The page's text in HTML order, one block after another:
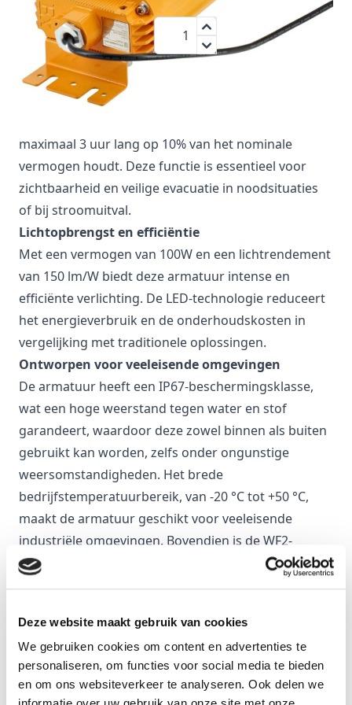
Deze website maakt gebruik van cookies
We gebruiken cookies om content en advertenties te
personaliseren, om functies voor social media te bieden
en om ons websiteverkeer te analyseren. Ook delen we
€ 649,00
Inclusief BTW:€ 785,29
Aantal
Noodfunctie en veiligheid
De lineaire lamp is voorzien van een interne
maximaal 3 uur lang op 10% van het nominale
vermogen houdt. Deze functie is essentieel voor
zichtbaarheid en veilige evacuatie in noodsituaties
of bij stroomuitval.
Lichtopbrengst en efficiëntie
Met een vermogen van 100W en een lichtrendement
van 150 lm/W biedt deze armatuur intense en
efficiënte verlichting. De LED-technologie reduceert
het energieverbruik en de onderhoudskosten in
vergelijking met traditionele oplossingen.
Ontworpen voor veeleisende omgevingen
De armatuur heeft een IP67-beschermingsklasse,
wat een hoge weerstand tegen water en stof
garandeert, waardoor deze zowel binnen als buiten
gebruikt kan worden, zelfs onder ongunstige
weersomstandigheden. Het brede
bedrijfstemperatuurbereik, van -20 °C tot +50 °C,
maakt de armatuur geschikt voor veeleisende
industriële omgevingen. Bovendien is de WF2-
corrosiebehandeling ideaal voor agressieve
omgevingen en industriële of maritieme
Specificaties
Reference BEXE12100F
Slagvastheid (IK):